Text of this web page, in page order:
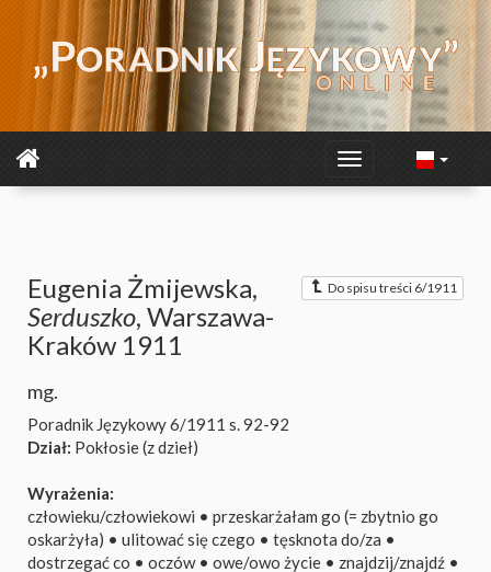
Do spisu treści 6/1911
Eugenia Żmijewska,
Serduszko, Warszawa-
Kraków 1911
mg.
Poradnik Językowy 6/1911 s. 92-92
Dział: Pokłosie (z dzieł)
Wyrażenia:
człowieku/człowiekowi • przeskarżałam go (= zbytnio go
oskarżyła) • ulitować się czego • tęsknota do/za •
dostrzegać co • oczów• owe/owo życie • znajdzij/znajdź •